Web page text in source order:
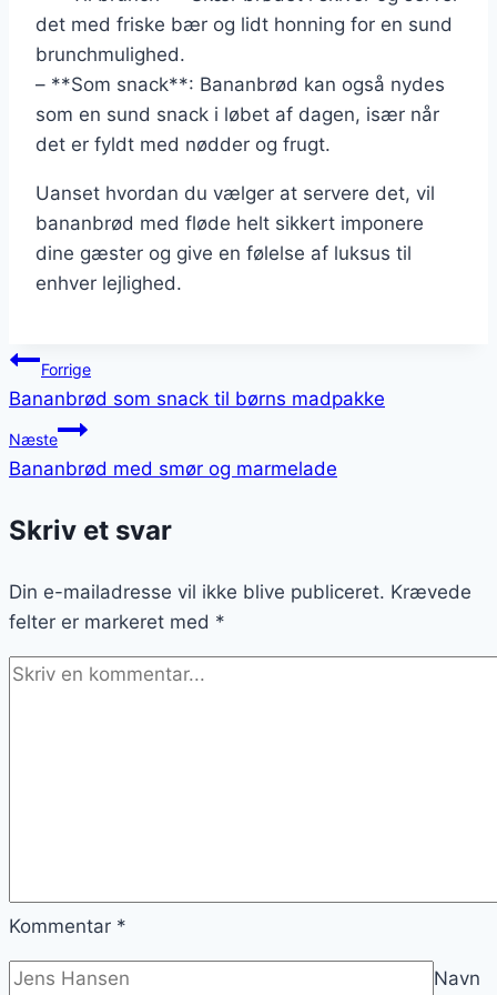
det med friske bær og lidt honning for en sund
brunchmulighed.
– **Som snack**: Bananbrød kan også nydes
som en sund snack i løbet af dagen, især når
det er fyldt med nødder og frugt.
Uanset hvordan du vælger at servere det, vil
bananbrød med fløde helt sikkert imponere
dine gæster og give en følelse af luksus til
enhver lejlighed.
Indlægsnavigation
Forrige
Bananbrød som snack til børns madpakke
Næste
Bananbrød med smør og marmelade
Skriv et svar
Din e-mailadresse vil ikke blive publiceret. Krævede
felter er markeret med *
Kommentar *
Navn